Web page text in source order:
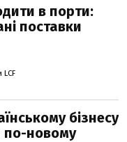
в порти:
поставки
бізнесу
по-новому